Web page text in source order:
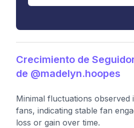
Crecimiento de
de @madelyn.hoopes
Minimal fluctuations
fans, indicating stable fan
loss or gain over time.